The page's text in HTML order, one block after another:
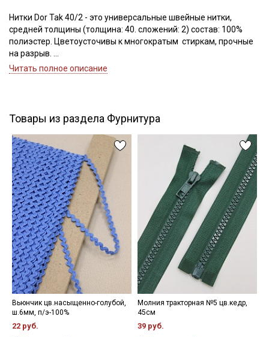
Нитки Dor Tak 40/2 - это универсальные швейные нитки,
средней толщины (толщина: 40. сложений: 2) состав: 100%
полиэстер. Цветоусточивы к многократым стиркам, прочные
на разрыв.
Если требуется подбор цвета — наш менеджер подберет для
Читать полное описание
Товары из раздела Фурнитура
Вьюнчик цв.насыщенно-голубой,
ш.6мм, п/э-100%
22 руб.
Молния тракторная №5 цв.кедр,
45см
39 руб.
Ознакомлен(а) сПолитикой обработки персональных
данных
и даю
Согласие на обработку персональных
данных